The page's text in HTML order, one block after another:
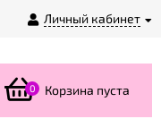
Личный кабинет
0 Корзина пуста